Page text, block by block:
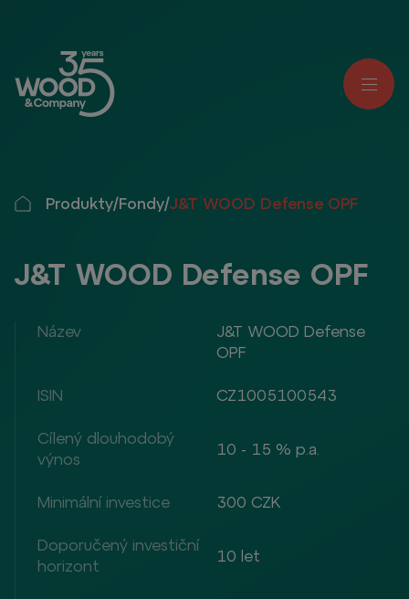
Produkty/Fondy/J&T WOOD Defense OPF
J&T WOOD Defense OPF
Název
J&T WOOD Defense
OPF
ISIN CZ1005100543
Cílený dlouhodobý
výnos
10 - 15 % p.a.
Minimální investice 300 CZK
Doporučený investiční
horizont
10 let